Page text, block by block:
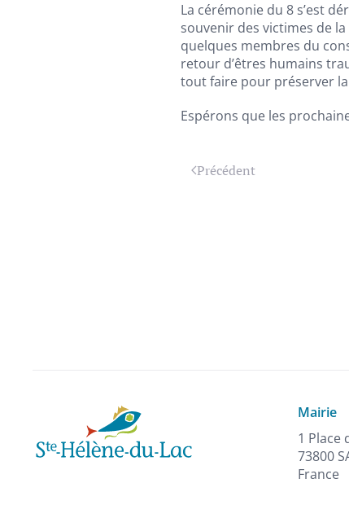
La cérémonie du 8 s’est
souvenir des victimes de
quelques membres du
retour d’êtres humains
tout faire pour préserver
Espérons que les
Précédent
Mairie
1 Place
73800
France